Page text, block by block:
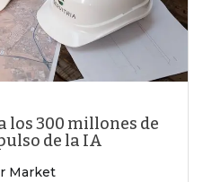
los 300 millones de
de la IA
Market